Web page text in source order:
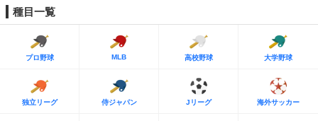
種目一覧
プロ野球 MLB 高校野球 大学野球
独立リーグ 侍ジャパン Jリーグ 海外サッカー